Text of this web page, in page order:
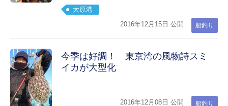
大原港
船釣り
2016年12月15日 公開
今季は好調！ 東京湾の風物詩スミ
イカが大型化
船釣り
2016年12月08日 公開